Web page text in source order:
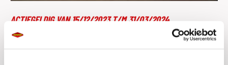
ACTIEGELDIG VAN 15/12/2023 T/M 31/03/2024
NT1100 SPECIAL EDITION